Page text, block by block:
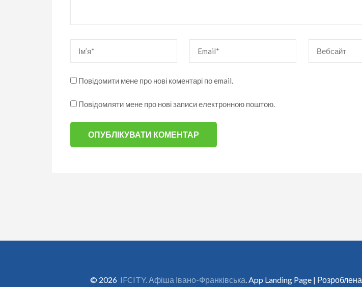
Повідомити мене про нові коментарі по email.
Повідомляти мене про нові записи електронною поштою.
© 2026 IFCITY. Афіша Івано-Франківська. App Landing Page | Розроблена